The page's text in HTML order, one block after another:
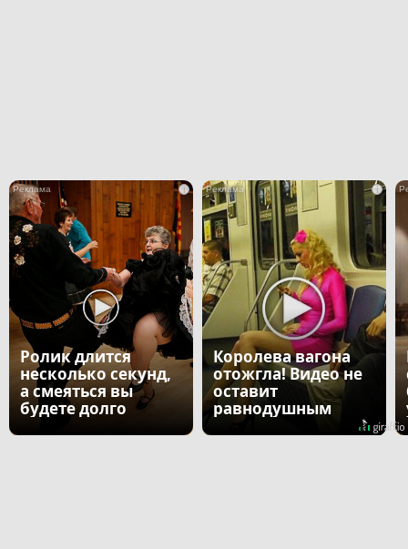
i
Ролик длится
несколько секунд,
а смеяться вы
будете долго
i
Королева вагона
отожгла! Видео не
оставит
равнодушным